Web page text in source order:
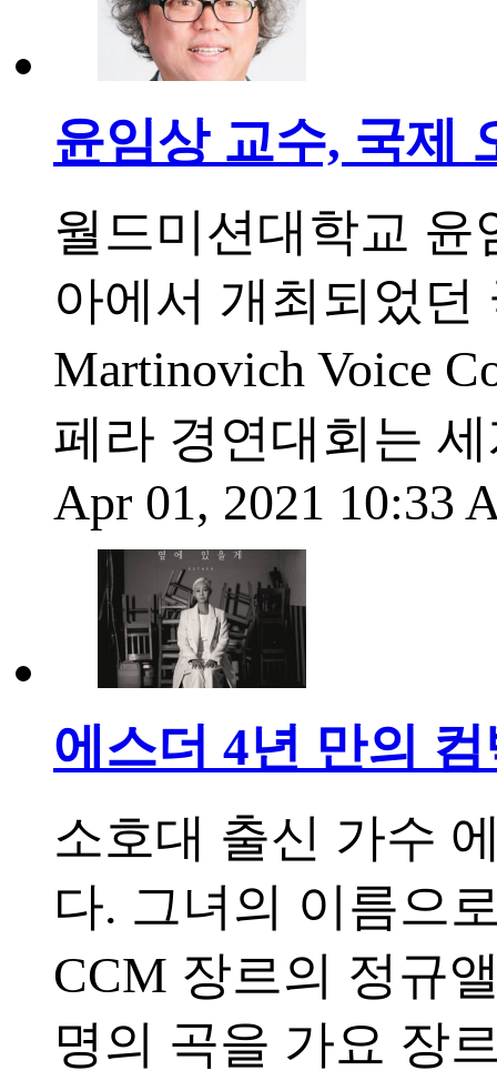
윤임상 교수, 국제
월드미션대학교 윤
아에서 개최되었던
Martinovich Voice
페라 경연대회는
Apr 01, 2021 10:33
에스더 4년 만의
소호대 출신 가수
다. 그녀의 이름으
CCM 장르의 정규
명의 곡을 가요 장